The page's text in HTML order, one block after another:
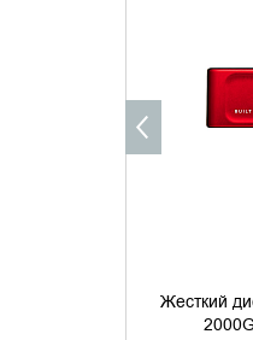
Жесткий